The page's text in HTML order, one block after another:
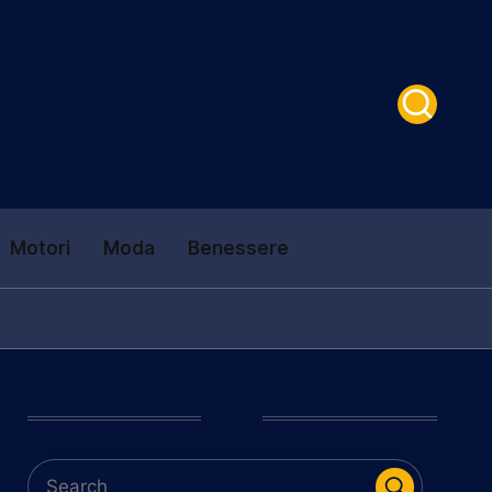
Motori Moda Benessere
Cerca